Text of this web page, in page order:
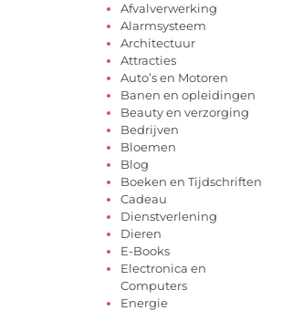
Afvalverwerking
Alarmsysteem
Architectuur
Attracties
Auto’s en Motoren
Banen en opleidingen
Beauty en verzorging
Bedrijven
Bloemen
Blog
Boeken en Tijdschriften
Cadeau
Dienstverlening
Dieren
E-Books
Electronica en
Computers
Energie